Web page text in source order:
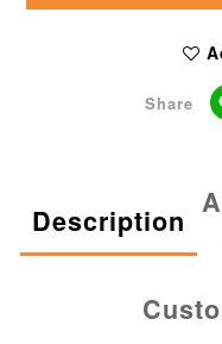
Share
Description